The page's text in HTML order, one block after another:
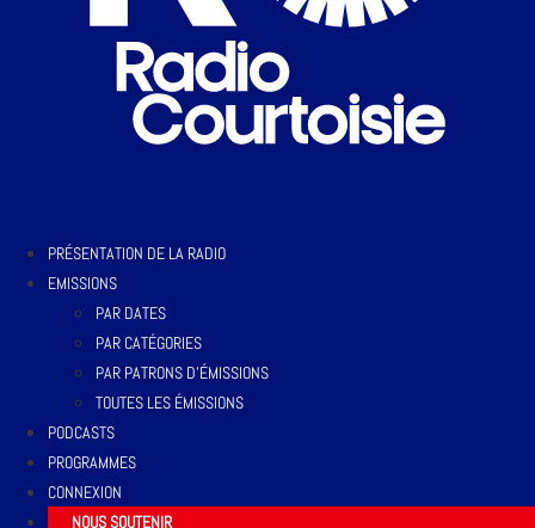
PRÉSENTATION DE LA RADIO
EMISSIONS
PAR DATES
PAR CATÉGORIES
PAR PATRONS D’ÉMISSIONS
TOUTES LES ÉMISSIONS
PODCASTS
PROGRAMMES
CONNEXION
NOUS SOUTENIR